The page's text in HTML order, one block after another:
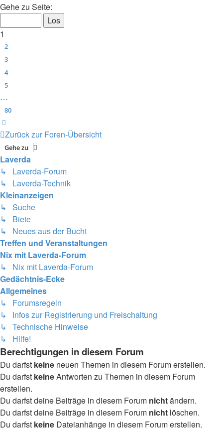
Gehe zu Seite:
1
2
3
4
5
…
80
Zurück zur Foren-Übersicht
Gehe zu
Laverda
↳ Laverda-Forum
↳ Laverda-Technik
Kleinanzeigen
↳ Suche
↳ Biete
↳ Neues aus der Bucht
Treffen und Veranstaltungen
Nix mit Laverda-Forum
↳ Nix mit Laverda-Forum
Gedächtnis-Ecke
Allgemeines
↳ Forumsregeln
↳ Infos zur Registrierung und Freischaltung
↳ Technische Hinweise
↳ Hilfe!
Berechtigungen in diesem Forum
Du darfst keine neuen Themen in diesem Forum erstellen.
Du darfst keineAntworten zu Themen in diesem Forum
erstellen.
Du darfst deine Beiträge in diesem Forum nichtändern.
Du darfst deine Beiträge in diesem Forum nicht löschen.
Du darfst keine Dateianhänge in diesem Forum erstellen.